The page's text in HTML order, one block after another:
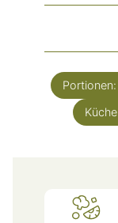
Portionen: